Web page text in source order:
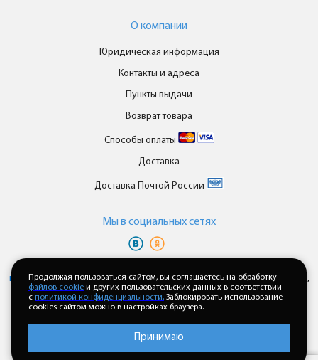
О компании
Юридическая информация
Контакты и адреса
Пункты выдачи
Возврат товара
Способы оплаты
Доставка
Доставка Почтой России
Мы в cоциальных сетях
персональных данныхипользовательского соглашениякаждый раз,
когда оставляете свои данные в любой форме обратной связи на
сайте enkor24.ru
Продолжая пользоваться сайтом, вы соглашаетесь на обработку
файлов cookie и других пользовательских данных в соответствии
с политикой конфиденциальности. Заблокировать использование
cookies сайтом можно в настройках браузера.
Принимаю